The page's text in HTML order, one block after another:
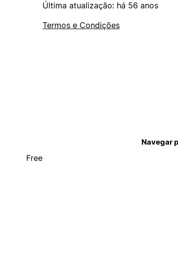
Última atualização: há 56 anos
Termos e Condições
Navegar
Free